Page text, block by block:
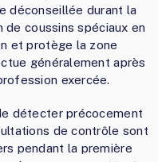
déconseillée durant la
de coussins spéciaux en
et protège la zone
généralement après
exercée.
détecter précocement
de contrôle sont
pendant la première